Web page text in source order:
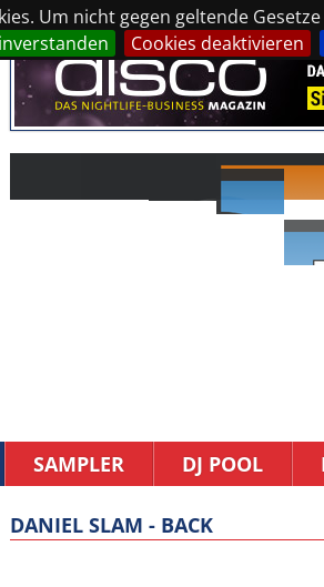
Um nicht gegen geltende
Cookies deaktivieren
SAMPLER DJ POOL
DANIEL SLAM - BACK